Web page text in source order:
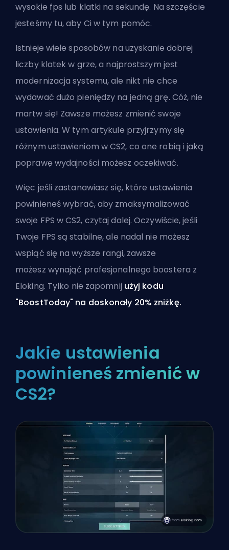
wysokie fps lub klatki na sekundę. Na szczęście
jesteśmy tu, aby Ci w tym pomóc.
Istnieje wiele sposobów na uzyskanie dobrej
liczby klatek w grze, a najprostszym jest
modernizacja systemu, ale nikt nie chce
wydawać dużo pieniędzy na jedną grę. Cóż, nie
martw się! Zawsze możesz zmienić swoje
ustawienia. W tym artykule przyjrzymy się
różnym ustawieniom w CS2, co one robią i jaką
poprawę wydajności możesz oczekiwać.
Więc jeśli zastanawiasz się, które ustawienia
powinieneś wybrać, aby zmaksymalizować
swoje FPS w CS2, czytaj dalej. Oczywiście, jeśli
Twoje FPS są stabilne, ale nadal nie możesz
wspiąć się na wyższe rangi, zawsze
możesz wynająć profesjonalnego boostera z
Eloking. Tylko nie zapomnij użyj kodu
"BoostToday" na doskonały 20% zniżkę.
Jakie ustawienia
powinieneś zmienić w
CS2?